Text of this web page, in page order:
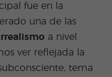
fue en la
una de las
a nivel
ver reflejada la
tema